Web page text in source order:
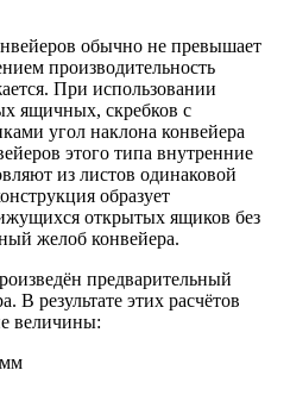
обычно не превышает
производительность
При использовании
ящичных, скребков с
угол наклона конвейера
этого типа внутренние
из листов одинаковой
образует
открытых ящиков без
желоб конвейера.
предварительный
В результате этих расчётов
величины: